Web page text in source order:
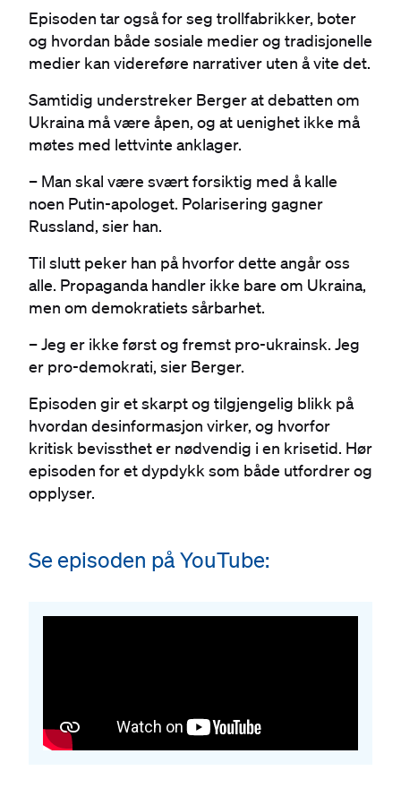
Episoden tar også for seg trollfabrikker, boter
og hvordan både sosiale medier og tradisjonelle
medier kan videreføre narrativer uten å vite det.
Samtidig understreker Berger at debatten om
Ukraina må være åpen, og at uenighet ikke må
møtes med lettvinte anklager.
– Man skal være svært forsiktig med å kalle
noen Putin-apologet. Polarisering gagner
Russland, sier han.
Til slutt peker han på hvorfor dette angår oss
alle. Propaganda handler ikke bare om Ukraina,
men om demokratiets sårbarhet.
– Jeg er ikke først og fremst pro-ukrainsk. Jeg
er pro-demokrati, sier Berger.
Episoden gir et skarpt og tilgjengelig blikk på
hvordan desinformasjon virker, og hvorfor
kritisk bevissthet er nødvendig i en krisetid. Hør
episoden for et dypdykk som både utfordrer og
opplyser.
#
Se episoden på YouTube: